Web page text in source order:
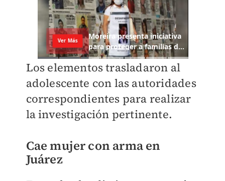
Los elementos trasladaron al
adolescente con las autoridades
correspondientes para realizar
la investigación pertinente.
Cae mujer con arma en
Juárez